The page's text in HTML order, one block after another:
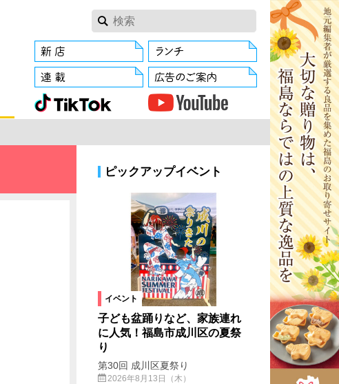
ピックアップイベント
イベント
子ども盆踊りなど、家族連れ
に人気！福島市成川区の夏祭
り
第30回 成川区夏祭り
2026年8月13日（木）